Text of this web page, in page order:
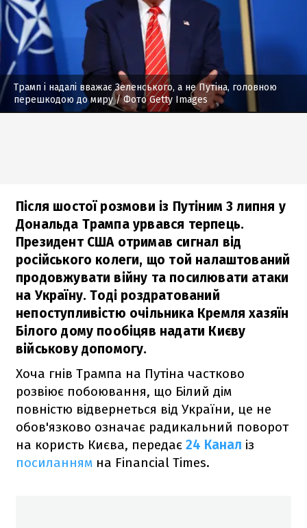
Трамп і надалі вважає Зеленського, а не Путіна, головною
перешкодою до миру/ Фото Getty Images
Після шостої розмови із Путіним 3 липня у
Дональда Трампа урвався терпець.
Президент США отримав сигнал від
російського колеги, що той налаштований
продовжувати війну та посилювати атаки
на Україну. Тоді роздратований
непоступливістю очільника Кремля хазяїн
Білого дому пообіцяв надати Києву
військову допомогу.
Хоча гнів Трампа на Путіна частково
розвіює побоювання, що Білий дім
повністю відвернеться від України, це не
обов'язково означає радикальний поворот
на користь Києва, передає 24 Канал із
посиланням на Financial Times.